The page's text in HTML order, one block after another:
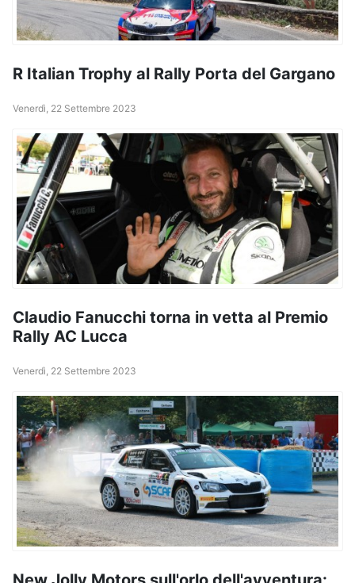
R Italian Trophy al Rally Porta del Gargano
Venerdì, 22 Settembre 2023
Claudio Fanucchi torna in vetta al Premio
Rally AC Lucca
Venerdì, 22 Settembre 2023